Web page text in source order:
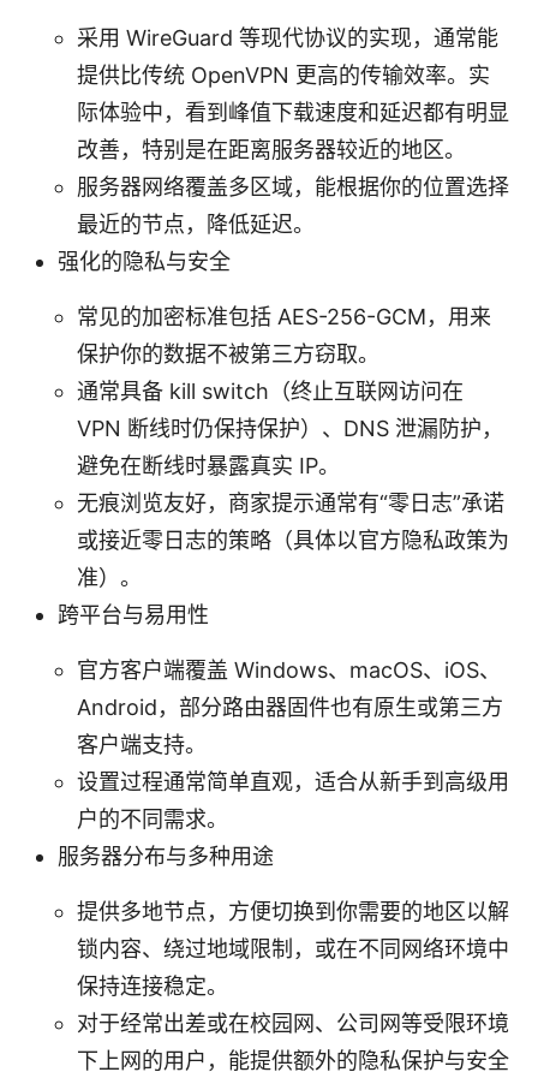
采用 WireGuard 等现代协议的实现，通常能
提供比传统 OpenVPN 更高的传输效率。实
际体验中，看到峰值下载速度和延迟都有明显
改善，特别是在距离服务器较近的地区。
服务器网络覆盖多区域，能根据你的位置选择
最近的节点，降低延迟。
强化的隐私与安全
常见的加密标准包括 AES-256-GCM，用来
保护你的数据不被第三方窃取。
通常具备 kill switch（终止互联网访问在
VPN 断线时仍保持保护）、DNS 泄漏防护，
避免在断线时暴露真实 IP。
无痕浏览友好，商家提示通常有“零日志”承诺
或接近零日志的策略（具体以官方隐私政策为
准）。
跨平台与易用性
官方客户端覆盖 Windows、macOS、iOS、
Android，部分路由器固件也有原生或第三方
客户端支持。
设置过程通常简单直观，适合从新手到高级用
户的不同需求。
服务器分布与多种用途
提供多地节点，方便切换到你需要的地区以解
锁内容、绕过地域限制，或在不同网络环境中
保持连接稳定。
对于经常出差或在校园网、公司网等受限环境
下上网的用户，能提供额外的隐私保护与安全